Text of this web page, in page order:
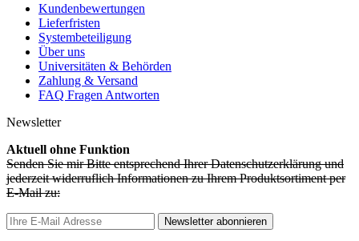
Kundenbewertungen
Lieferfristen
Systembeteiligung
Über uns
Universitäten & Behörden
Zahlung & Versand
FAQ Fragen Antworten
Newsletter
Aktuell ohne Funktion
Senden Sie mir Bitte entsprechend Ihrer Datenschutzerklärung und
jederzeit widerruflich Informationen zu Ihrem Produktsortiment per
E-Mail zu:
Newsletter abonnieren